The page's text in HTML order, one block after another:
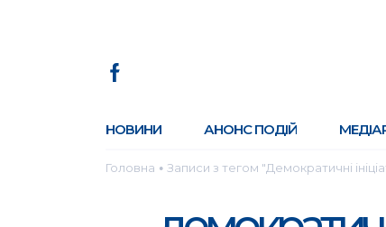
НОВИНИ АНОНС ПОДІЙ
Головна ● Записи з тегом "Демократичні